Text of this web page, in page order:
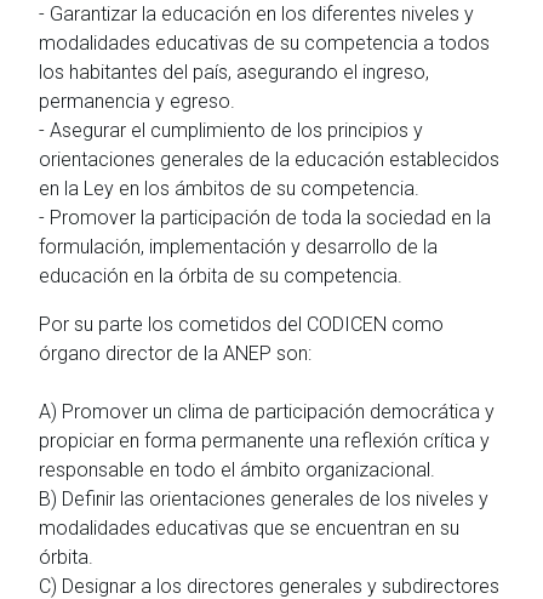
- Garantizar la educación en los diferentes niveles y
modalidades educativas de su competencia a todos
los habitantes del país, asegurando el ingreso,
permanencia y egreso.
- Asegurar el cumplimiento de los principios y
orientaciones generales de la educación establecidos
en la Ley en los ámbitos de su competencia.
- Promover la participación de toda la sociedad en la
formulación, implementación y desarrollo de la
educación en la órbita de su competencia.
Por su parte los cometidos del CODICEN como
órgano director de la ANEP son:
A) Promover un clima de participación democrática y
propiciar en forma permanente una reflexión crítica y
responsable en todo el ámbito organizacional.
B) Definir las orientaciones generales de los niveles y
modalidades educativas que se encuentran en su
órbita.
C) Designar a los directores generales y subdirectores